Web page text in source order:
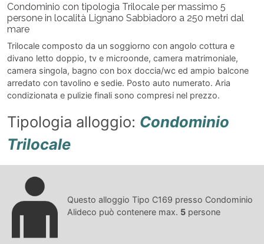
Condominio con tipologia Trilocale per massimo 5
persone in località Lignano Sabbiadoro a 250 metri dal
mare
Trilocale composto da un soggiorno con angolo cottura e
divano letto doppio, tv e microonde, camera matrimoniale,
camera singola, bagno con box doccia/wc ed ampio balcone
arredato con tavolino e sedie. Posto auto numerato. Aria
condizionata e pulizie finali sono compresi nel prezzo.
Tipologia alloggio: Condominio
Trilocale
Questo alloggio Tipo C169 presso Condominio
Alideco può contenere max. 5 persone